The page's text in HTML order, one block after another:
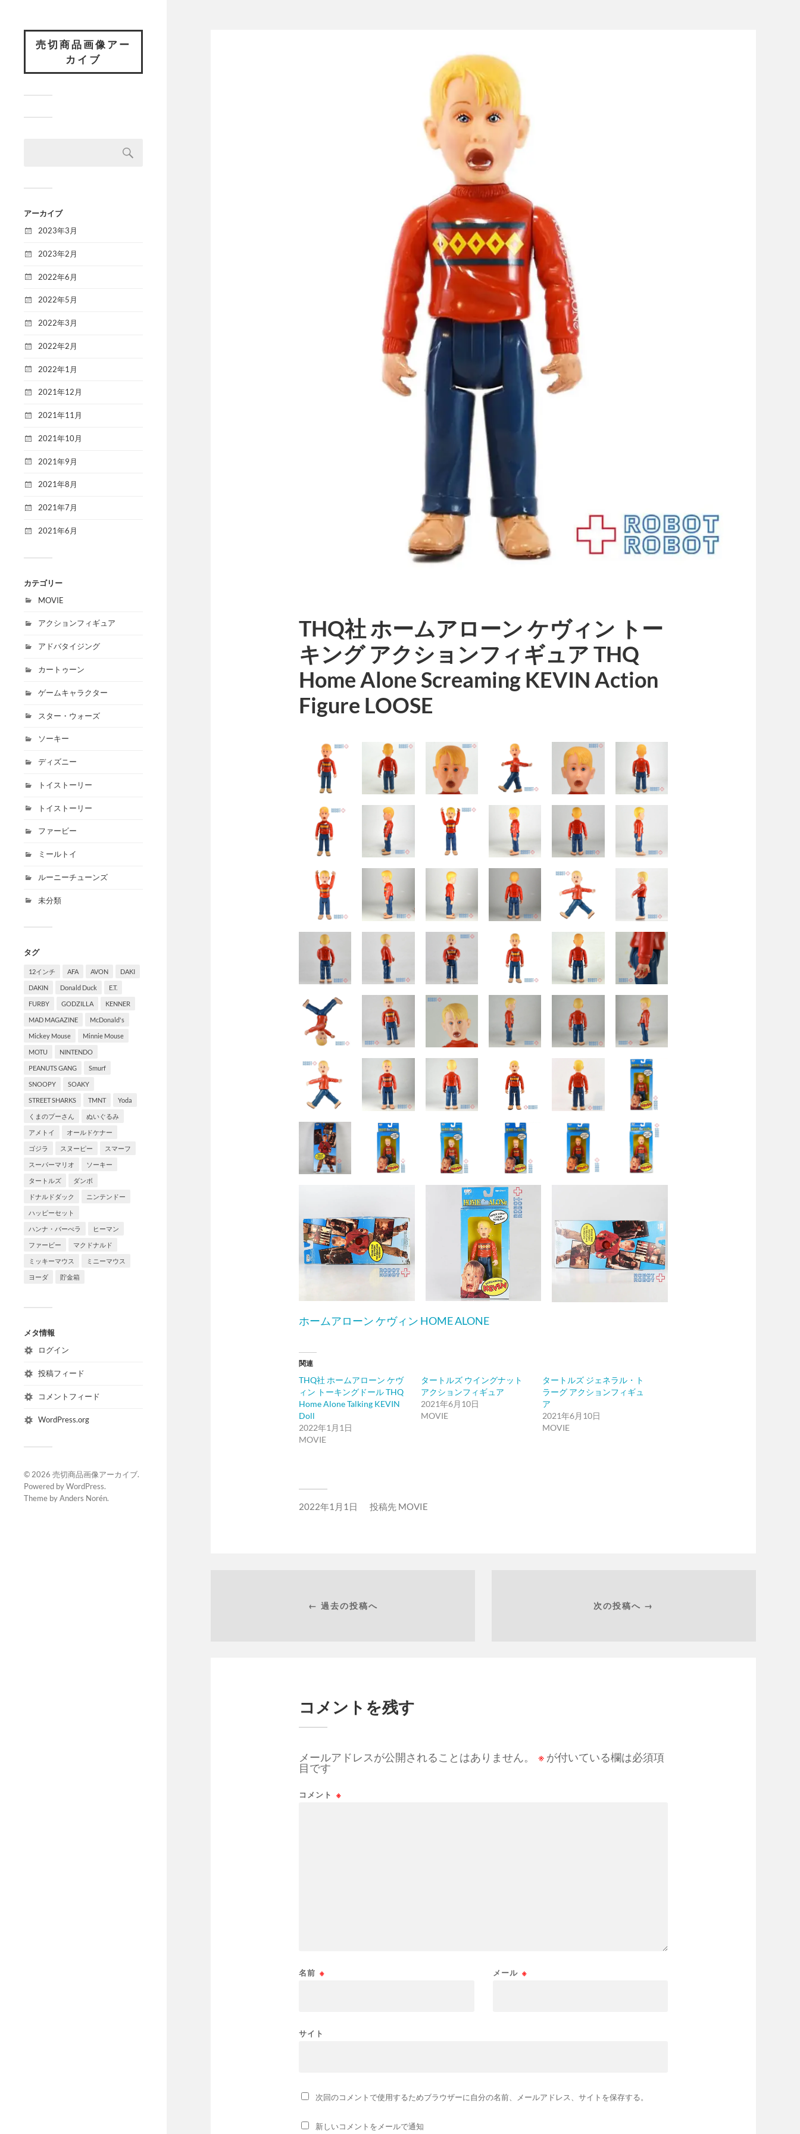
売切商品画像アー
カイブ
アーカイブ
2023年3月
2023年2月
2022年6月
2022年5月
2022年3月
2022年2月
2022年1月
2021年12月
2021年11月
2021年10月
2021年9月
2021年8月
2021年7月
2021年6月
カテゴリー
MOVIE
アクションフィギュア
アドバタイジング
カートゥーン
ゲームキャラクター
スター・ウォーズ
ソーキー
ディズニー
トイストーリー
トイストーリー
ファービー
ミールトイ
ルーニーチューンズ
未分類
タグ
12インチ AFA AVON DAKI
DAKIN Donald Duck E.T.
FURBY GODZILLA KENNER
MAD MAGAZINE McDonald's
Mickey Mouse Minnie Mouse
MOTU NINTENDO
PEANUTS GANG Smurf
SNOOPY SOAKY
STREET SHARKS TMNT Yoda
くまのプーさん ぬいぐるみ
アメトイ オールドケナー
ゴジラ スヌーピー スマーフ
スーパーマリオ ソーキー
タートルズ ダンボ
ドナルドダック ニンテンドー
ハッピーセット
ハンナ・バーべラ ヒーマン
ファービー マクドナルド
ミッキーマウス ミニーマウス
ヨーダ 貯金箱
メタ情報
ログイン
投稿フィード
コメントフィード
WordPress.org
© 2026 売切商品画像アーカイブ.
Powered byWordPress.
Theme byAnders Norén.
THQ社 ホームアローン ケヴィン トー
キング アクションフィギュア THQ
Home Alone Screaming KEVIN Action
Figure LOOSE
ホームアローン ケヴィン HOME ALONE
関連
THQ社 ホームアローン ケヴ
ィン トーキングドール THQ
Home Alone Talking KEVIN
Doll
2022年1月1日
MOVIE
タートルズ ウイングナット
アクションフィギュア
2021年6月10日
MOVIE
タートルズ ジェネラル・ト
ラーグ アクションフィギュ
ア
2021年6月10日
MOVIE
2022年1月1日 投稿先 MOVIE
← 過去の投稿へ 次の投稿へ →
コメントを残す
メールアドレスが公開されることはありません。 ※ が付いている欄は必須項
目です
コメント ※
名前 ※ メール ※
サイト
次回のコメントで使用するためブラウザーに自分の名前、メールアドレス、サイトを保存する。
新しいコメントをメールで通知